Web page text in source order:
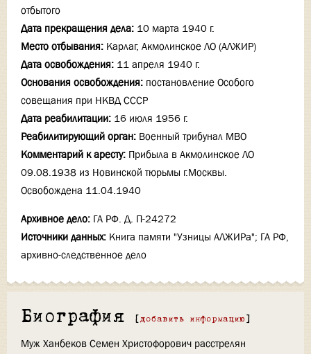
отбытого
Дата прекращения дела: 10 марта 1940 г.
Место отбывания: Карлаг, Акмолинское ЛО (АЛЖИР)
Дата освобождения: 11 апреля 1940 г.
Основания освобождения: постановление Особого
совещания при НКВД СССР
Дата реабилитации: 16 июля 1956 г.
Реабилитирующий орган: Военный трибунал МВО
Комментарий к аресту: Прибыла в Акмолинское ЛО
09.08.1938 из Новинской тюрьмы г.Москвы.
Освобождена 11.04.1940
Архивное дело: ГА РФ. Д. П-24272
Источники данных: Книга памяти "Узницы АЛЖИРа"; ГА РФ,
архивно-следственное дело
Биография [ добавить информацию ]
Муж Ханбеков Семен Христофорович расстрелян